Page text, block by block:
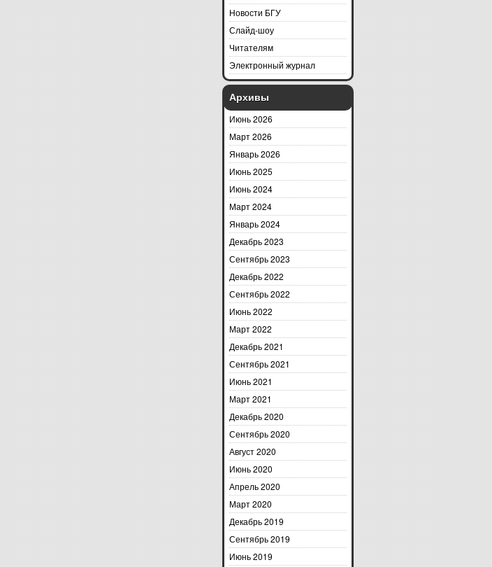
Новости БГУ
Слайд-шоу
Читателям
Электронный журнал
Архивы
Июнь 2026
Март 2026
Январь 2026
Июнь 2025
Июнь 2024
Март 2024
Январь 2024
Декабрь 2023
Сентябрь 2023
Декабрь 2022
Сентябрь 2022
Июнь 2022
Март 2022
Декабрь 2021
Сентябрь 2021
Июнь 2021
Март 2021
Декабрь 2020
Сентябрь 2020
Август 2020
Июнь 2020
Апрель 2020
Март 2020
Декабрь 2019
Сентябрь 2019
Июнь 2019